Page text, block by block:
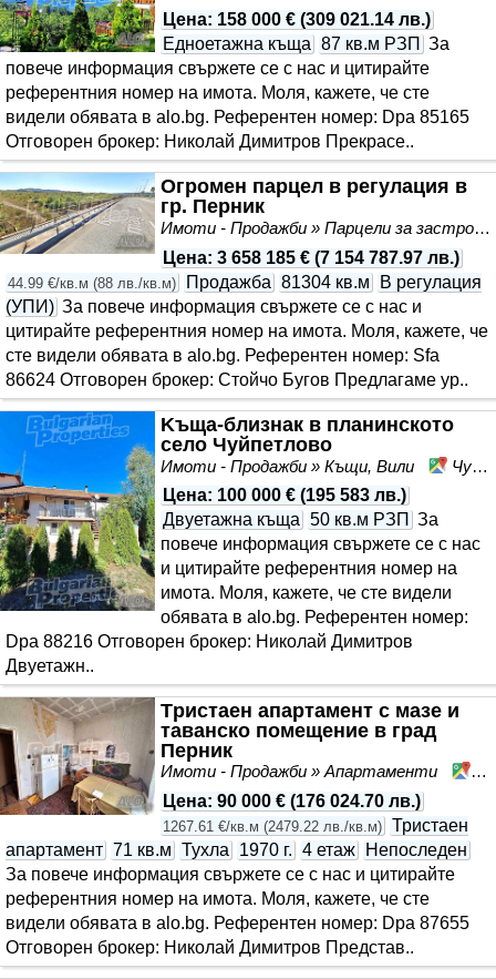
Цена: 158 000 € (309 021.14 лв.)
Едноетажна къща 87 кв.м РЗП За
повече информация свържете се с нас и цитирайте
референтния номер на имота. Моля, кажете, че сте
видeли обявата в alo.bg. Референтен номер: Dpa 85165
Отговорен брокер: Николай Димитров Прекрасе..
Огромен парцел в регулация в
гр. Перник
Имоти - Продажби » Парцели за застрояване, Инвестиционни проекти
Цена: 3 658 185 € (7 154 787.97 лв.)
44.99 €/кв.м (88 лв./кв.м) Продажба 81304 кв.м
В регулация
(УПИ) За повече информация свържете се с нас и
цитирайте референтния номер на имота. Моля, кажете, че
сте видeли обявата в alo.bg. Референтен номер: Sfa
86624 Отговорен брокер: Стойчо Бугов Предлагаме ур..
Kъща-близнак в планинското
село Чуйпетлово
Имоти - Продажби » Къщи, Вили
Чуйпетлово, област Перник
Цена: 100 000 € (195 583 лв.)
Двуетажна къща 50 кв.м РЗП За
повече информация свържете се с нас
и цитирайте референтния номер на
имота. Моля, кажете, че сте видeли
обявата в alo.bg. Референтен номер:
Dpa 88216 Отговорен брокер: Николай Димитров
Двуетажн..
Tристаен апартамент с мазе и
таванско помещение в град
Перник
Имоти - Продажби » Апартаменти
Цена: 90 000 € (176 024.70 лв.)
1267.61 €/кв.м (2479.22 лв./кв.м) Тристаен
апартамент 71 кв.м Тухла 1970 г. 4 етаж
Непоследен
За повече информация свържете се с нас и цитирайте
референтния номер на имота. Моля, кажете, че сте
видeли обявата в alo.bg. Референтен номер: Dpa 87655
Отговорен брокер: Николай Димитров Представ..